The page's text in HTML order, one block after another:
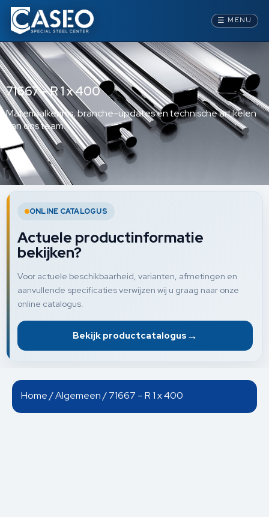
☰ MENU
71667 – R 1 x 400
Materiaalkennis, branche-updates en technische artikelen
van ons team.
ONLINE CATALOGUS
Actuele productinformatie
bekijken?
Voor actuele beschikbaarheid, varianten, afmetingen en
aanvullende specificaties verwijzen wij u graag naar onze
online catalogus.
Bekijk productcatalogus →
Home/Algemeen/ 71667 – R 1 x 400